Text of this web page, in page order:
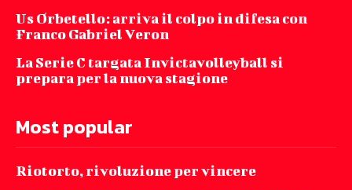
Us Orbetello: arriva il colpo in difesa con
Franco Gabriel Veron
La Serie C targata Invictavolleyball si
prepara per la nuova stagione
Most popular
Riotorto, rivoluzione per vincere